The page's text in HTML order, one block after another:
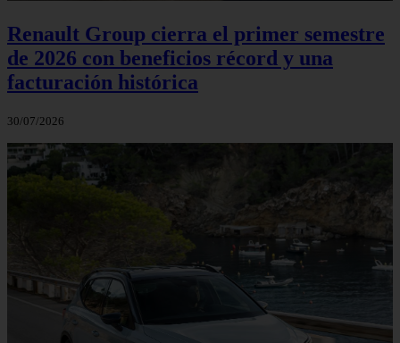
Renault Group cierra el primer semestre
de 2026 con beneficios récord y una
facturación histórica
30/07/2026